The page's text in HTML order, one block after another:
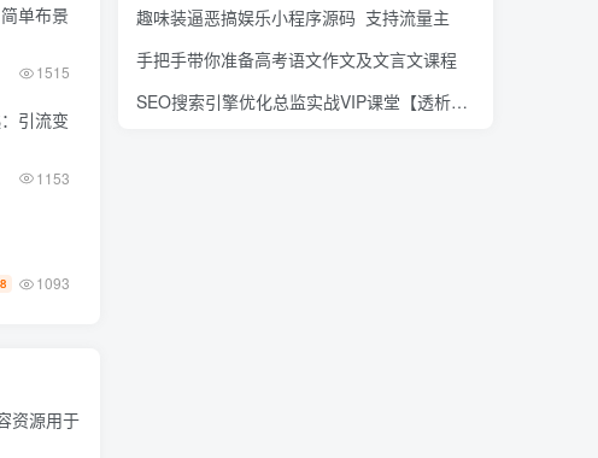
单布景
1515
引流变
1153
1093
资源用于
趣味装逼恶搞娱乐小程序源码_支持流量主
手把手带你准备高考语文作文及文言文课程
SEO搜索引擎优化总监实战VIP课堂【透析2020最新案例】快速实现年新30w